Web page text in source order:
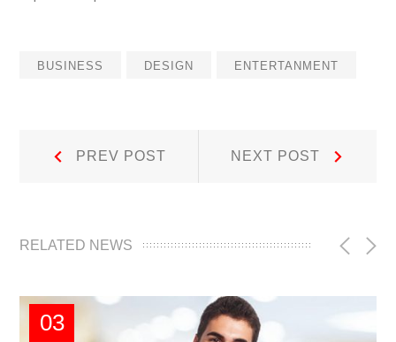
BUSINESS DESIGN ENTERTANMENT
Navegación
entradas
PREV POST NEXT POST Post:
RELATED NEWS
03